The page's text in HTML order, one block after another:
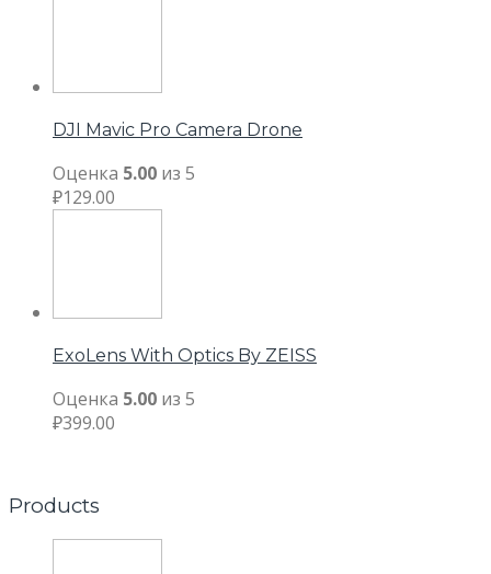
DJI Mavic Pro Camera Drone
Оценка 5.00 из 5
₽129.00
ExoLens With Optics By ZEISS
Оценка 5.00 из 5
₽399.00
Products